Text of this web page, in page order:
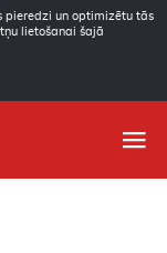
pieredzi un optimizētu tās
lietošanai šajā